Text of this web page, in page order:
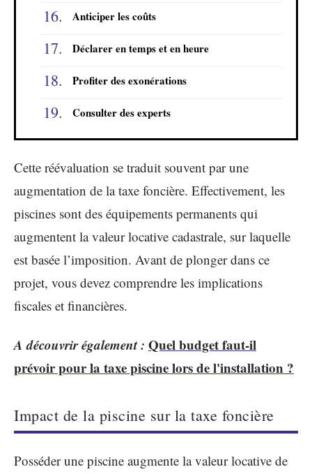
Anticiper les coûts
Déclarer en temps et en heure
Profiter des exonérations
Consulter des experts
Cette réévaluation se traduit souvent par une
augmentation de la taxe foncière. Effectivement, les
piscines sont des équipements permanents qui
augmentent la valeur locative cadastrale, sur laquelle
est basée l’imposition. Avant de plonger dans ce
projet, vous devez comprendre les implications
fiscales et financières.
A découvrir également : Quel budget faut-il
prévoir pour la taxe piscine lors de l'installation ?
Impact de la piscine sur la taxe foncière
Posséder une piscine augmente la valeur locative de